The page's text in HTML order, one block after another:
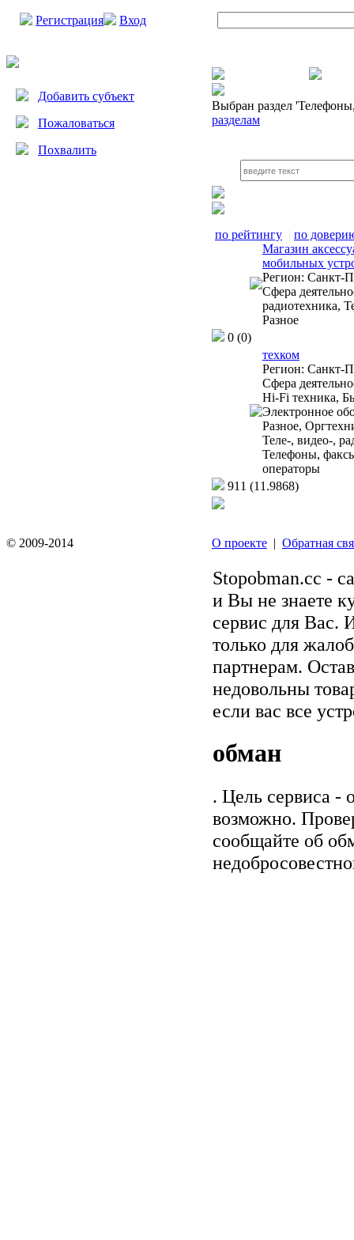
Регистрация Вход
Добавить субъект
Пожаловаться
Похвалить
Выбран раздел
разделам
по рейтингу | по
Магазин
мобильных
Регион: Санкт-
Сфера
радиотехника,
Разное
0 (0)
техком
Регион: Санкт-
Сфера
Hi-Fi техника,
Электронное
Разное,
Теле-, видео-,
Телефоны,
операторы
911 (11.9868)
© 2009-2014 О проекте | Обратная
Stopobman.cc -
и Вы не знаете
сервис для Вас.
только для
партнерам.
недовольны
если вас все
обман
. Цель сервиса -
возможно.
сообщайте об